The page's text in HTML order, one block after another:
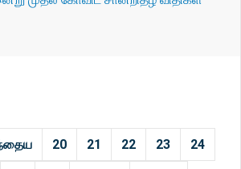
20 21 22 23 24